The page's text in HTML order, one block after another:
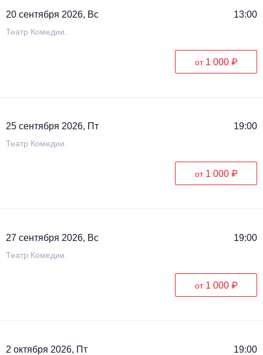
20 сентября 2026, Вс 13:00
Театр Комедии.
от 1 000 ₽
25 сентября 2026, Пт 19:00
Театр Комедии.
от 1 000 ₽
27 сентября 2026, Вс 19:00
Театр Комедии.
от 1 000 ₽
2 октября 2026, Пт 19:00